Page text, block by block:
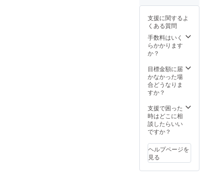
手編み
にてお
作りい
ただく
ため、
仕上が
個体差
があり
ます。
おトク
トを特
別にお
届けし
ます^
ロウ引
きを施
した岡
ラフィ
ン帆布
は、さ
らに洗
けるこ
とで丈
夫なが
らも く
支援に関するよ
くある質問
手数料はいく
らかかります
か？
目標金額に届
かなかった場
合どうなりま
すか？
支援で困った
時はどこに相
談したらいい
ですか？
ヘルプページを
見る